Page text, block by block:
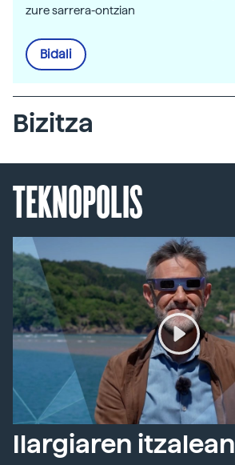
zure sarrera-ontzian
Bidali
Bizitza
TEKNOPOLIS
Ilargiaren itzalean